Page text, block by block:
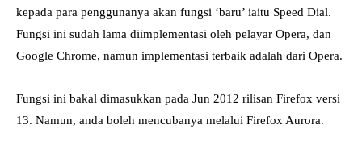
kepada para penggunanya akan fungsi ‘baru’ iaitu Speed Dial.
Fungsi ini sudah lama diimplementasi oleh pelayar Opera, dan
Google Chrome, namun implementasi terbaik adalah dari Opera.
Fungsi ini bakal dimasukkan pada Jun 2012 rilisan Firefox versi
13. Namun, anda boleh mencubanya melalui Firefox Aurora.